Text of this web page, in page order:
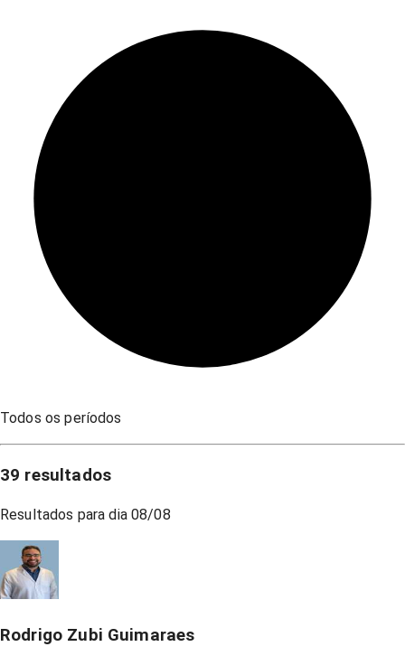
Todos os períodos
39 resultados
Resultados para dia08/08
Rodrigo Zubi Guimaraes